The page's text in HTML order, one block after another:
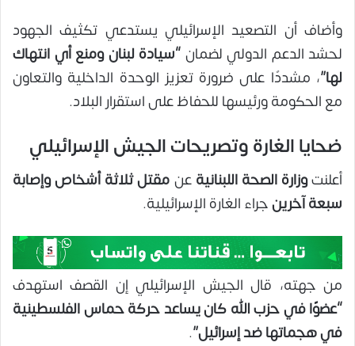
وأضاف أن التصعيد الإسرائيلي يستدعي تكثيف الجهود
لحشد الدعم الدولي لضمان “سيادة لبنان ومنع أي انتهاك
لها”، مشددًا على ضرورة تعزيز الوحدة الداخلية والتعاون
مع الحكومة ورئيسها للحفاظ على استقرار البلاد.
ضحايا الغارة وتصريحات الجيش الإسرائيلي
أعلنتوزارة الصحة اللبنانية عن مقتل ثلاثة أشخاص وإصابة
سبعة آخرينجراء الغارة الإسرائيلية.
من جهته، قال الجيش الإسرائيلي إن القصف استهدف
“عضوًا في حزب الله كان يساعد حركة حماس الفلسطينية
في هجماتها ضد إسرائيل”.